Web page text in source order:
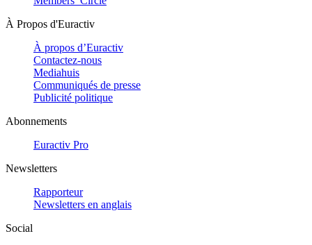
À Propos d'Euractiv
À propos d’Euractiv
Contactez-nous
Mediahuis
Communiqués de presse
Publicité politique
Abonnements
Euractiv Pro
Newsletters
Rapporteur
Newsletters en anglais
Social